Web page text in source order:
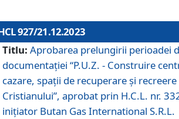
927/21.12.2023
Titlu: Aprobarea prelungirii perioadei
documentaţiei “P.U.Z. - Construire
cazare, spații de recuperare și
Cristianului”, aprobat prin H.C.L. nr.
inițiator Butan Gas International S.R.L.